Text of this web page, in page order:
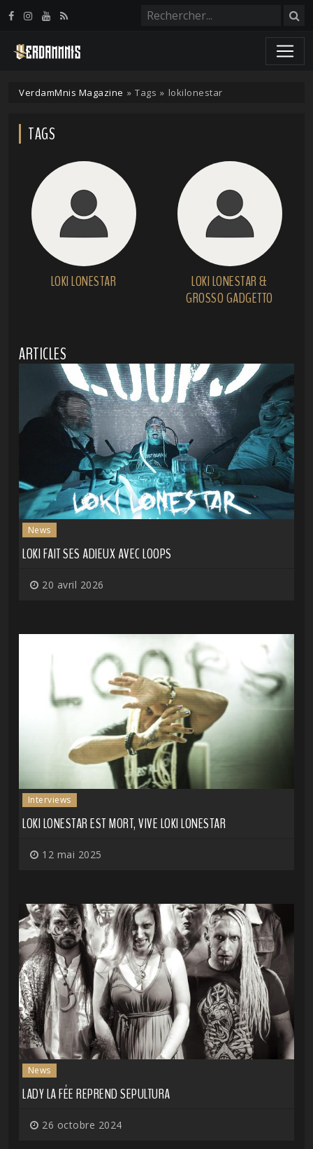
VerdamMnis Magazine » Tags » lokilonestar
TAGS
LOKI LONESTAR
LOKI LONESTAR &
GROSSO GADGETTO
ARTICLES
News
LOKI FAIT SES ADIEUX AVEC LOOPS
20 avril 2026
Interviews
LOKI LONESTAR EST MORT, VIVE LOKI LONESTAR
12 mai 2025
News
LADY LA FÉE REPREND SEPULTURA
26 octobre 2024
Panneau de gestion des cookies